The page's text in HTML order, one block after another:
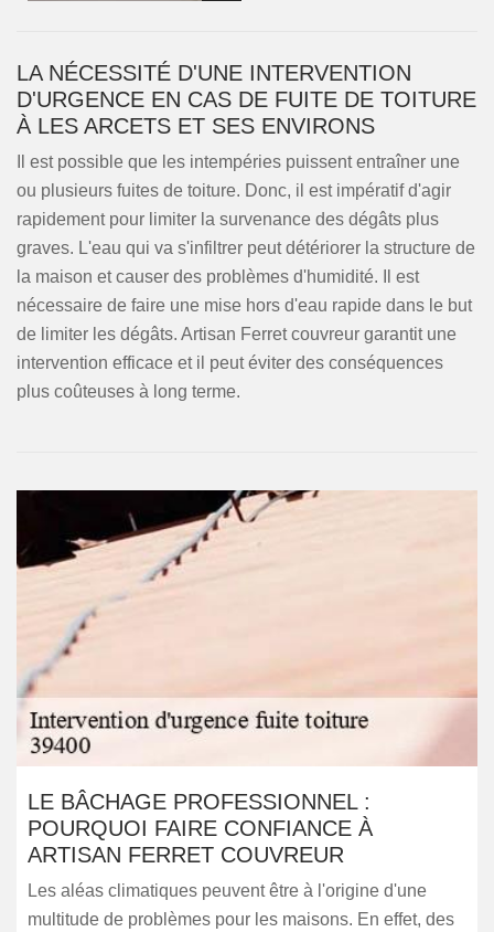
LA NÉCESSITÉ D'UNE INTERVENTION
D'URGENCE EN CAS DE FUITE DE TOITURE
À LES ARCETS ET SES ENVIRONS
Il est possible que les intempéries puissent entraîner une
ou plusieurs fuites de toiture. Donc, il est impératif d'agir
rapidement pour limiter la survenance des dégâts plus
graves. L'eau qui va s'infiltrer peut détériorer la structure de
la maison et causer des problèmes d'humidité. Il est
nécessaire de faire une mise hors d'eau rapide dans le but
de limiter les dégâts. Artisan Ferret couvreur garantit une
intervention efficace et il peut éviter des conséquences
plus coûteuses à long terme.
LE BÂCHAGE PROFESSIONNEL :
POURQUOI FAIRE CONFIANCE À
ARTISAN FERRET COUVREUR
Les aléas climatiques peuvent être à l'origine d'une
multitude de problèmes pour les maisons. En effet, des